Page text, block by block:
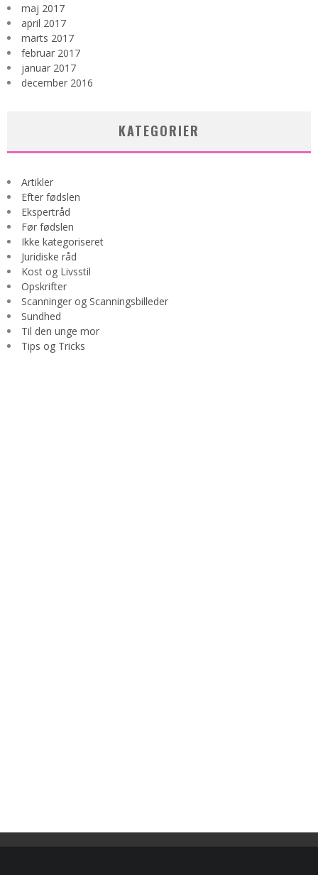
maj 2017
april 2017
marts 2017
februar 2017
januar 2017
december 2016
KATEGORIER
Artikler
Efter fødslen
Ekspertråd
Før fødslen
Ikke kategoriseret
Juridiske råd
Kost og Livsstil
Opskrifter
Scanninger og Scanningsbilleder
Sundhed
Til den unge mor
Tips og Tricks